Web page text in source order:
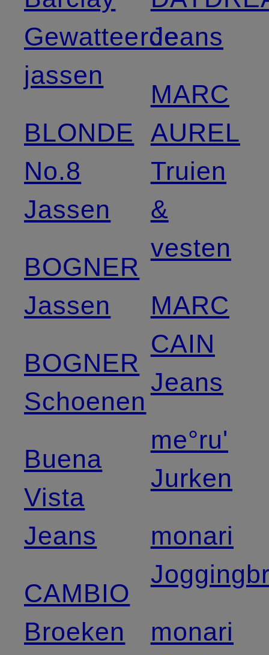
Gewatteerde
jassen
BLONDE
No.8
Jassen
BOGNER
Jassen
BOGNER
Schoenen
Buena
Vista
Jeans
CAMBIO
Broeken
Jeans
MARC
AUREL
Truien
&
vesten
MARC
CAIN
Jeans
me°ru'
Jurken
monari
monari